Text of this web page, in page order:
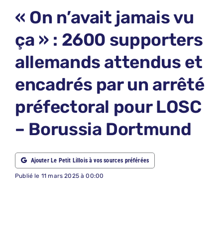
NOUS
NOUS
« On n’avait jamais vu
ça » : 2600 supporters
allemands attendus et
encadrés par un arrêté
préfectoral pour LOSC
– Borussia Dortmund
Ajouter Le Petit Lillois à vos sources préférées
Publié le 11 mars 2025 à 00:00